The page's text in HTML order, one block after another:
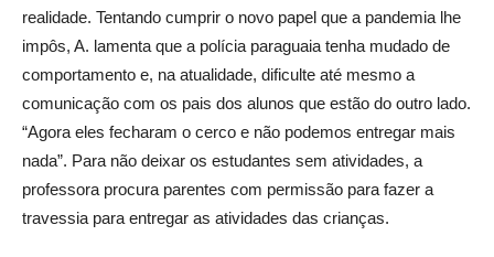
realidade. Tentando cumprir o novo papel que a pandemia lhe
impôs, A. lamenta que a polícia paraguaia tenha mudado de
comportamento e, na atualidade, dificulte até mesmo a
comunicação com os pais dos alunos que estão do outro lado.
“Agora eles fecharam o cerco e não podemos entregar mais
nada”. Para não deixar os estudantes sem atividades, a
professora procura parentes com permissão para fazer a
travessia para entregar as atividades das crianças.